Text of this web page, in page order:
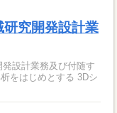
究開発設計業
設計業務及び付随す
をはじめとする 3Dシ